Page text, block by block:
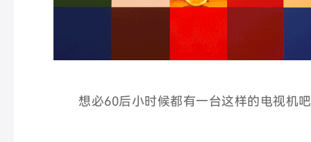
想必60后小时候都有一台这样的电视机